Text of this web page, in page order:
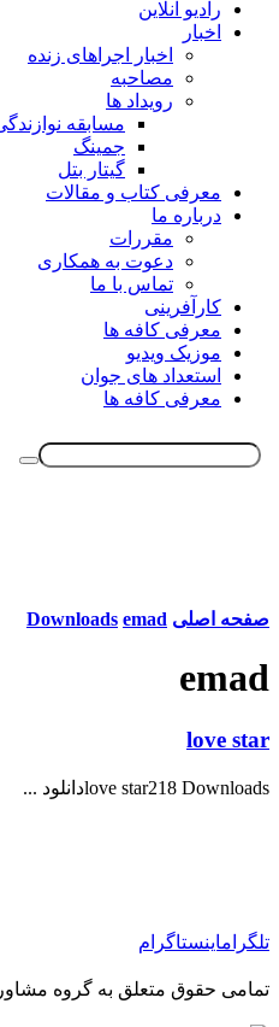
رادیو آنلاین
اخبار
اخبار اجراهای زنده
مصاحبه
رویداد ها
مسابقه
جمینگ
گیتار بتل
معرفی کتاب و مقالات
درباره ما
مقررات
دعوت به همکاری
تماس با ما
کارآفرینی
معرفی کافه ها
موزیک ویدیو
استعداد های جوان
معرفی کافه ها
صفحه اصلی Downloads emad
emad
love star
love star218 Downloadsدانلود ...
تلگراماینستاگرام
تمامی حقوق متعلق به گروه